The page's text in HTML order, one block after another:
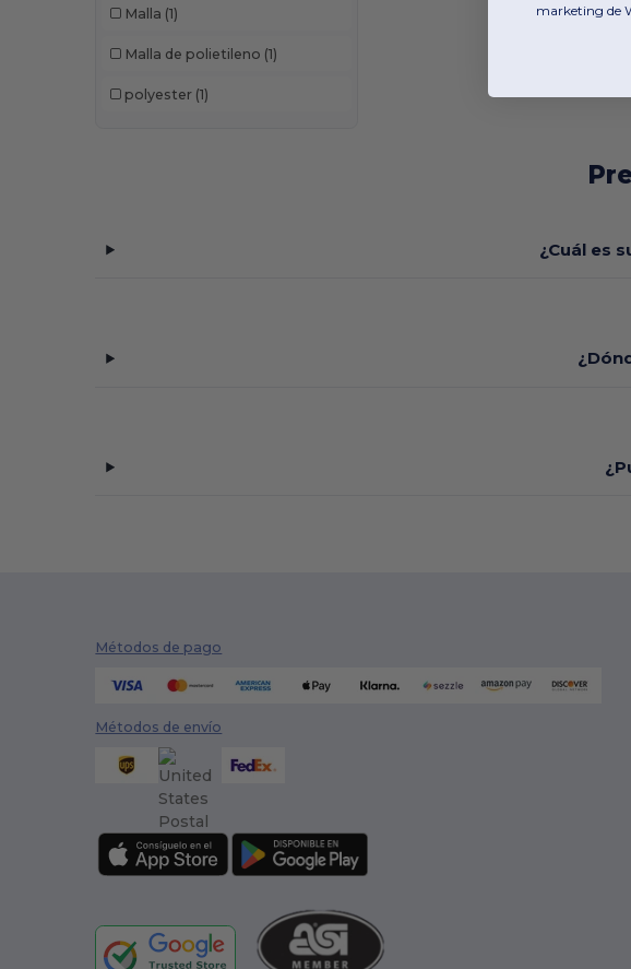
Malla (1)
Malla de polietileno (1)
polyester (1)
¿Cuál es
Métodos de pago
Métodos de envío
marketing de